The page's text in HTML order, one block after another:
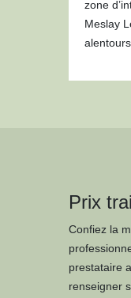
zone
Meslay
alentours.
Prix
Confiez la
prestataire
renseigner